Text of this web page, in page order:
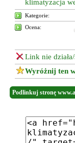
klimatyzacja
Kategorie:
Ocena:
Link nie
Wyróżnij ten
Podlinkuj stronę